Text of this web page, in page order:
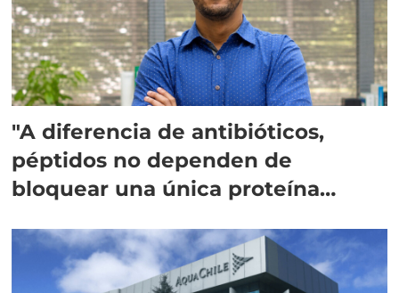
"A diferencia de antibióticos,
péptidos no dependen de
bloquear una única proteína